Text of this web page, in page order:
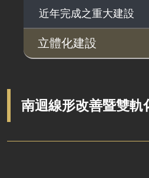
機場捷運延伸中壢火
機場捷運增設A14站
花東地區鐵路雙軌
近年完成之重大建設
台灣高鐵
機場聯外捷運系統
花東鐵路電氣化計畫
立體化建設
彰化市鐵路高架化
桃園都會區鐵路地
嘉義市區鐵路高架
增設臺鐵鳳鳴臨時站
南迴線形改善暨雙軌